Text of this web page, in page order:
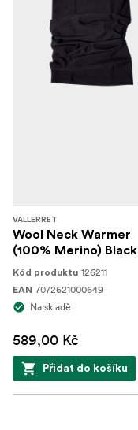
VALLERRET
Wool Neck Warmer
(100% Merino) Black
Kód produktu 126211
EAN 7072621000649
Na skladě
589,00 Kč
Přidat do košíku